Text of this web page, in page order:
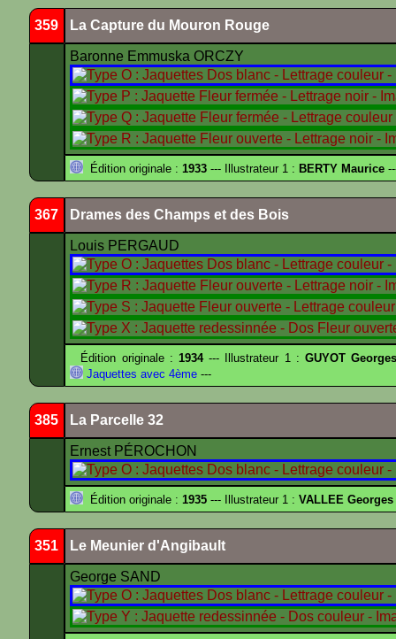
359 La Capture du Mouron Rouge
Baronne Emmuska ORCZY
Édition originale : 1933 --- Illustrateur 1 : BERTY Maurice
367 Drames des Champs et des Bois
Louis PERGAUD
Édition originale : 1934--- Illustrateur 1 : GUYOT
Jaquettes avec 4ème ---
385 La Parcelle 32
Ernest PÉROCHON
Édition originale : 1935 --- Illustrateur 1 : VALLEE Georges
351 Le Meunier d'Angibault
George SAND